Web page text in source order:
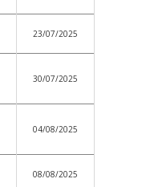
23/07/2025
30/07/2025
04/08/2025
08/08/2025